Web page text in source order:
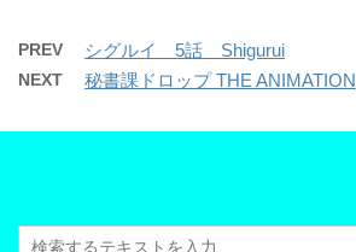
PREV シグルイ 5話 Shigurui
NEXT 秘書課ドロップ THE ANIMATION